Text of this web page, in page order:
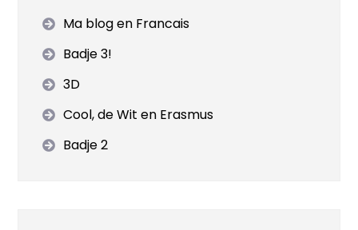
Ma blog en Francais
Badje 3!
3D
Cool, de Wit en Erasmus
Badje 2